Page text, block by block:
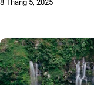
8 Tháng 5, 2025